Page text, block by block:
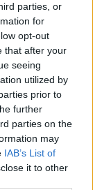
parties, or
for
opt-out
that after your
seeing
utilized by
prior to
further
parties on the
may
IAB’s List of
it to other
που που